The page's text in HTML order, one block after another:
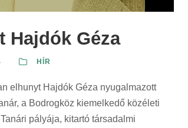
Hajdók Géza
HÍR
elhunyt Hajdók Géza nyugalmazott
a Bodrogköz kiemelkedő közéleti
pályája, kitartó társadalmi